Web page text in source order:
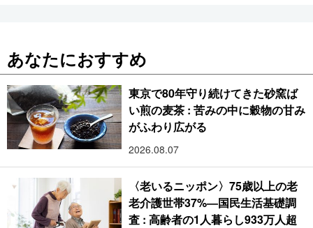
あなたにおすすめ
東京で80年守り続けてきた砂窯ば
い煎の麦茶 : 苦みの中に穀物の甘み
がふわり広がる
2026.08.07
〈老いるニッポン〉75歳以上の老
老介護世帯37%―国民生活基礎調
査 : 高齢者の1人暮らし933万人超